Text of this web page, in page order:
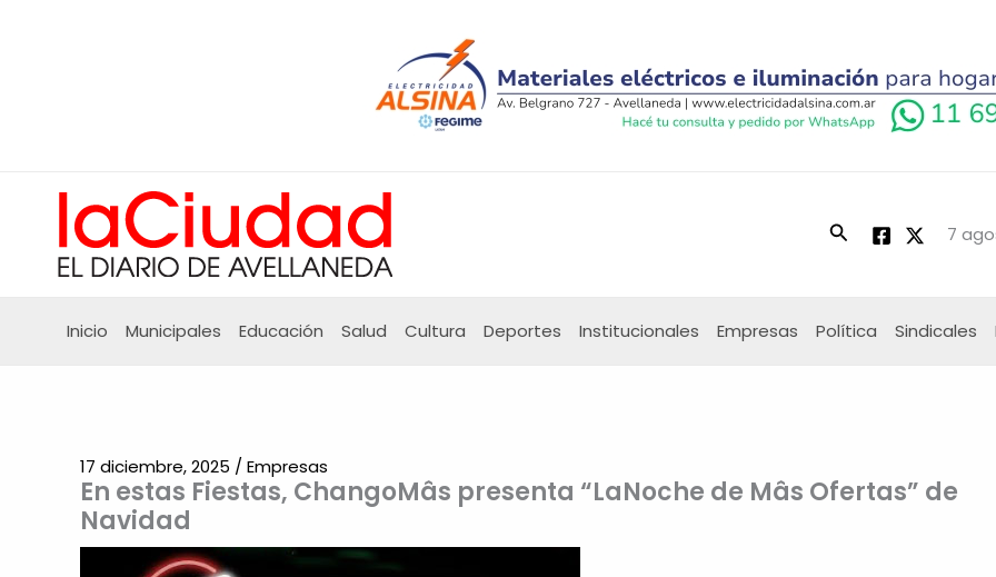
Buscar 7
Inicio Municipales Educación Salud Cultura Deportes Institucionales Empresas Política Sindicales
En estas Fiestas, ChangoMâs presenta “LaNoche de Mâs Ofertas” de
Navidad
17 diciembre, 2025 / Empresas